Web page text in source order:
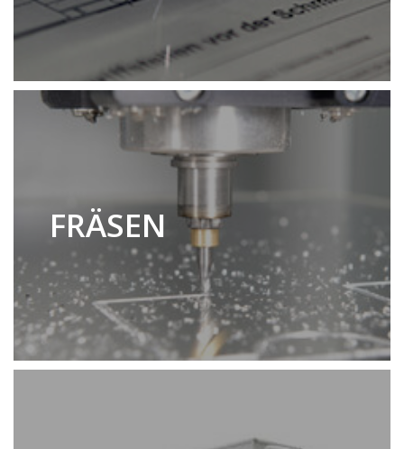
FRÄSEN